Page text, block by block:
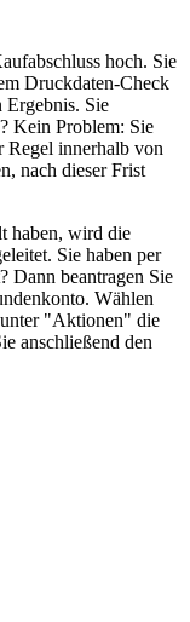
hoch. Sie
Druckdaten-Check
Ergebnis. Sie
Kein Problem: Sie
innerhalb von
nach dieser Frist
haben, wird die
Sie haben per
Dann beantragen Sie
Wählen
unter "Aktionen" die
anschließend den